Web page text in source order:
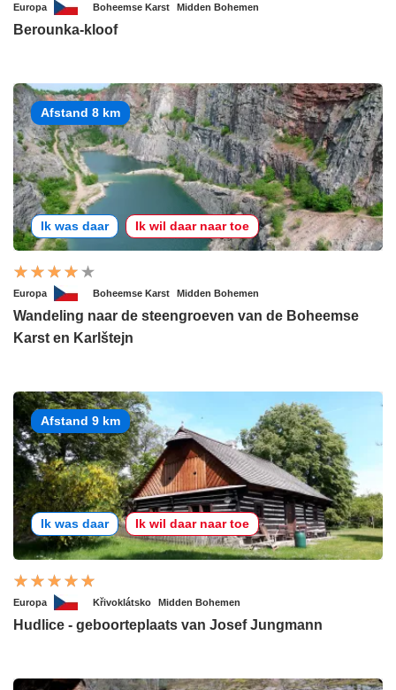
Europa Boheemse Karst Midden Bohemen
Berounka-kloof
Afstand 8 km
Ik was daar Ik wil daar naar toe
Europa Boheemse Karst Midden Bohemen
Wandeling naar de steengroeven van de Boheemse
Karst en Karlštejn
Afstand 9 km
Ik was daar Ik wil daar naar toe
Europa Křivoklátsko Midden Bohemen
Hudlice - geboorteplaats van Josef Jungmann